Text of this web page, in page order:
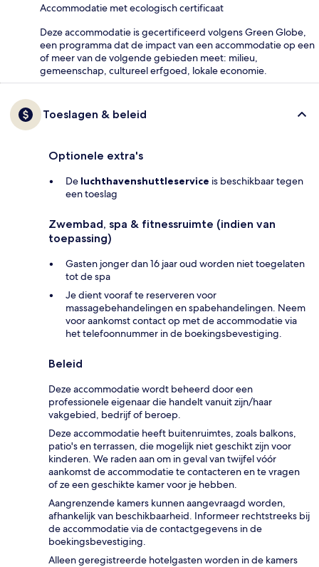
Accommodatie met ecologisch certificaat
Deze accommodatie is gecertificeerd volgens Green Globe,
een programma dat de impact van een accommodatie op een
of meer van de volgende gebieden meet: milieu,
gemeenschap, cultureel erfgoed, lokale economie.
Toeslagen & beleid
Optionele extra's
De luchthavenshuttleservice is beschikbaar tegen
een toeslag
Zwembad, spa & fitnessruimte (indien van
toepassing)
Gasten jonger dan 16 jaar oud worden niet toegelaten
tot de spa
Je dient vooraf te reserveren voor
massagebehandelingen en spabehandelingen. Neem
voor aankomst contact op met de accommodatie via
het telefoonnummer in de boekingsbevestiging.
Beleid
Deze accommodatie wordt beheerd door een
professionele eigenaar die handelt vanuit zijn/haar
vakgebied, bedrijf of beroep.
Deze accommodatie heeft buitenruimtes, zoals balkons,
patio's en terrassen, die mogelijk niet geschikt zijn voor
kinderen. We raden aan om in geval van twijfel vóór
aankomst de accommodatie te contacteren en te vragen
of ze een geschikte kamer voor je hebben.
Aangrenzende kamers kunnen aangevraagd worden,
afhankelijk van beschikbaarheid. Informeer rechtstreeks bij
de accommodatie via de contactgegevens in de
boekingsbevestiging.
Alleen geregistreerde hotelgasten worden in de kamers